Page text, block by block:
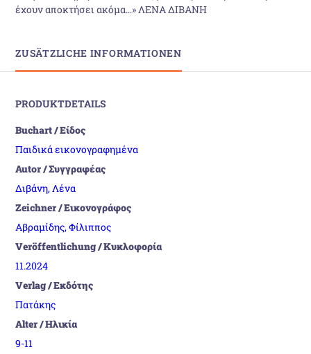
έχουν αποκτήσει ακόμα…» ΛΕΝΑ ΔΙΒΑΝΗ
ZUSÄTZLICHE INFORMATIONEN
PRODUKTDETAILS
Buchart / Είδος
Παιδικά εικονογραφημένα
Autor / Συγγραφέας
Διβάνη, Λένα
Zeichner / Εικονογράφος
Αβραμίδης, Φίλιππος
Veröffentlichung / Κυκλοφορία
11.2024
Verlag / Εκδότης
Πατάκης
Alter / Ηλικία
9-11